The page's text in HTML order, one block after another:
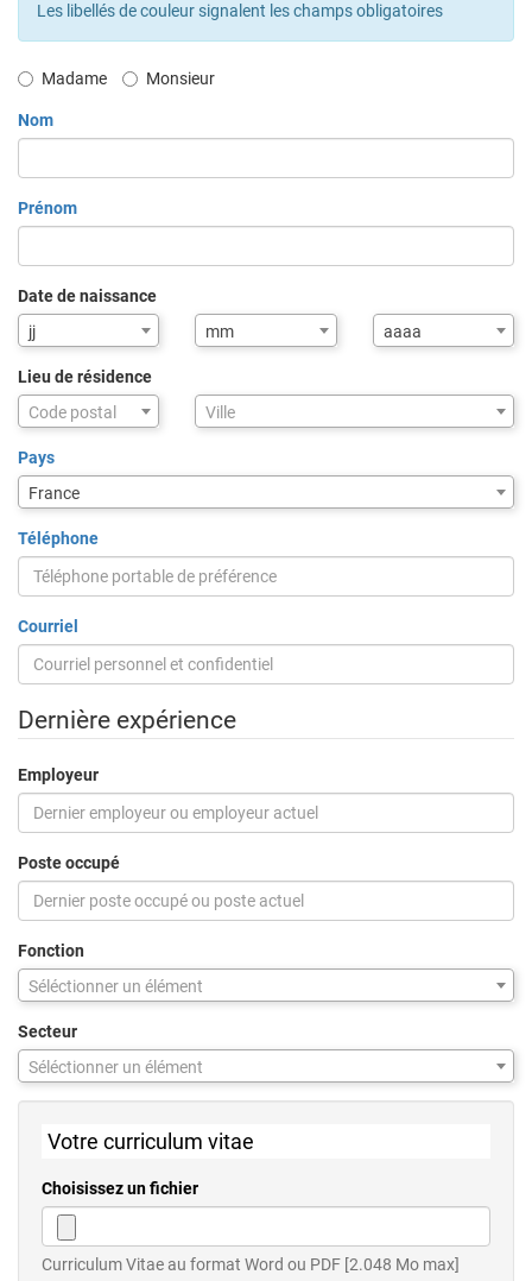
Les libellés de couleur signalent les champs obligatoires
CivilitéMadame Monsieur
Nom
Prénom
Date de naissance
jj
mm aaaa
Lieu de résidence
Assistance
de
saisie
pour
la
via
code
postal
Code postal Ville
Pays
France
Téléphone
Courriel
Dernière expérience
Employeur
Poste occupé
Fonction
Séléctionner un élément
Secteur
Séléctionner un élément
Votre curriculum vitae
Choisissez un fichier
Curriculum Vitae au format Word ou PDF [2.048 Mo max]